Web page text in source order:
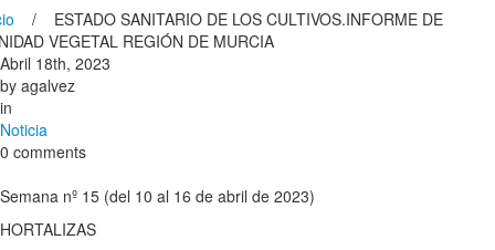
/ ESTADO SANITARIO DE LOS CULTIVOS.INFORME DE
VEGETAL REGIÓN DE MURCIA
Abril 18th, 2023
by agalvez
in
Noticia
0 comments
Semana nº 15 (del 10 al 16 de abril de 2023)
HORTALIZAS